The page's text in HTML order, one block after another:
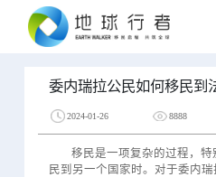
委内瑞拉公民如何移民到
2024-01-26 8888
移民是一项复杂的过程，
民到另一个国家时。对于委内